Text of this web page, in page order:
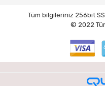
Tüm bilgileriniz 256bit
© 2022